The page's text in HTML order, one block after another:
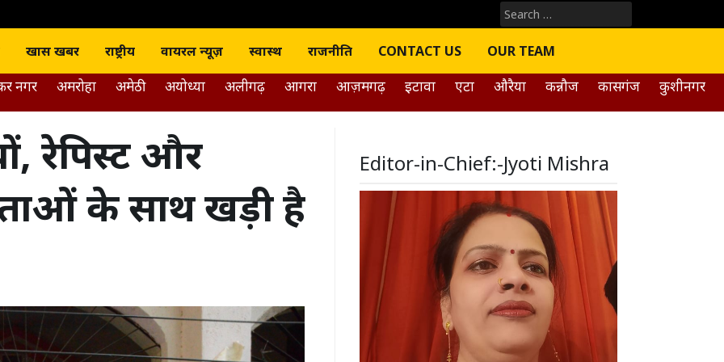
J news India
Search
for:
खास खबर राष्ट्रीय वायरल न्यूज़ स्वास्थ राजनीति CONTACT US OUR TEAM
नगर अमरोहा अमेठी अयोध्या अलीगढ़ आगरा आज़मगढ़ इटावा एटा औरैया कन्नौज कासगंज कुशीनगर
रेपिस्ट और
के साथ खड़ी है
Editor-in-Chief:-Jyoti Mishra